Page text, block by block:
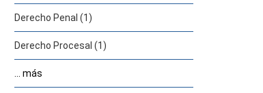
Derecho Penal (1)
Derecho Procesal (1)
... más